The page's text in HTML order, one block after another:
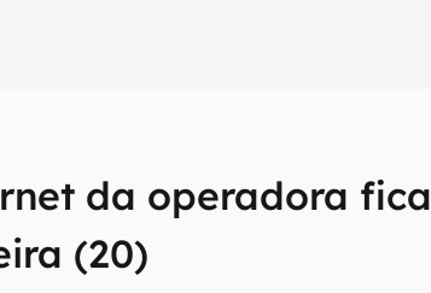
da operadora fica
(20)
tech!
e reviews sobre tecnologia em primeira